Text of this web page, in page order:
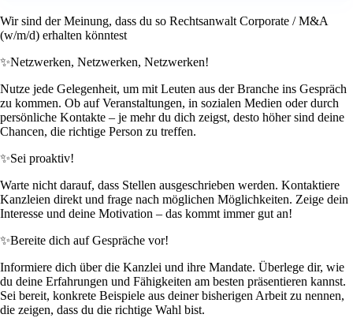
Wir sind der Meinung, dass du so Rechtsanwalt Corporate / M&A
(w/m/d) erhalten könntest
✨Netzwerken, Netzwerken, Netzwerken!
Nutze jede Gelegenheit, um mit Leuten aus der Branche ins Gespräch
zu kommen. Ob auf Veranstaltungen, in sozialen Medien oder durch
persönliche Kontakte – je mehr du dich zeigst, desto höher sind deine
Chancen, die richtige Person zu treffen.
✨Sei proaktiv!
Warte nicht darauf, dass Stellen ausgeschrieben werden. Kontaktiere
Kanzleien direkt und frage nach möglichen Möglichkeiten. Zeige dein
Interesse und deine Motivation – das kommt immer gut an!
✨Bereite dich auf Gespräche vor!
Informiere dich über die Kanzlei und ihre Mandate. Überlege dir, wie
du deine Erfahrungen und Fähigkeiten am besten präsentieren kannst.
Sei bereit, konkrete Beispiele aus deiner bisherigen Arbeit zu nennen,
die zeigen, dass du die richtige Wahl bist.